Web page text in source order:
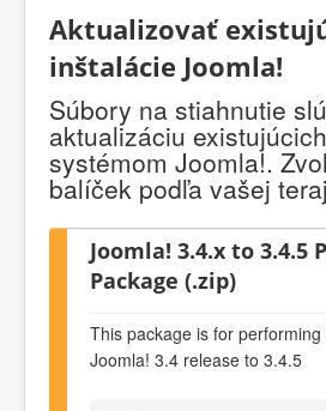
Aktualizovať
inštalácie Joomla!
Súbory na stiahnutie
aktualizáciu
systémom Joomla!.
balíček podľa vašej
Joomla! 3.4.x to 3.4.5
Package (.zip)
This package is for
Joomla! 3.4 release to 3.4.5